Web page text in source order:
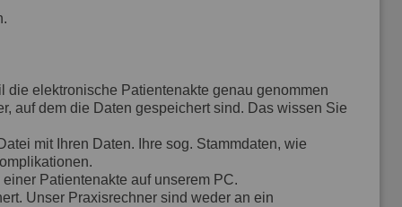
die elektronische Patientenakte genau genommen
auf dem die Daten gespeichert sind. Das wissen Sie
mit Ihren Daten. Ihre sog. Stammdaten, wie
Patientenakte auf unserem PC.
Unser Praxisrechner sind weder an ein